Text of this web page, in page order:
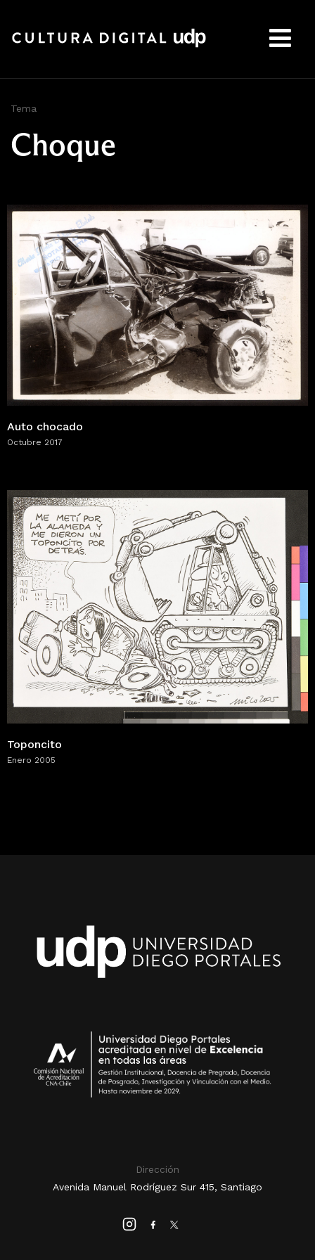
Tema
Choque
Auto chocado
Octubre 2017
Toponcito
Enero 2005
Dirección
Avenida Manuel Rodríguez Sur 415, Santiago